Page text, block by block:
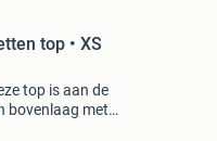
top • XS
top is aan de
bovenlaag met